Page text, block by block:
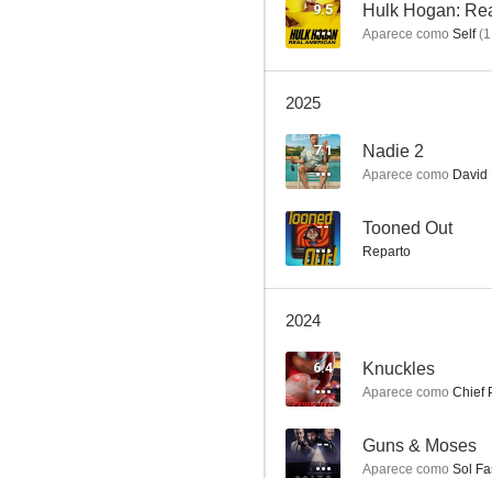
Navy, investigación criminal (NCIS)
9.5 Hulk Hogan:
Aparece como Self(1
2025
7.1 Nadie 2
Aparece como David
-- Tooned Out
Reparto
2024
6.4 Knuckles
Aparece como Chief
-- Guns & Moses
Aparece como Sol